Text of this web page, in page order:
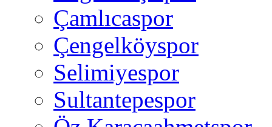
Çamlıcaspor
Çengelköyspor
Selimiyespor
Sultantepespor